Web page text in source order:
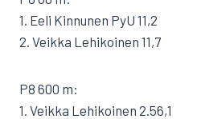
1. Eeli Kinnunen PyU 11,2
2. Veikka Lehikoinen 11,7
P8 600 m:
1. Veikka Lehikoinen 2.56,1